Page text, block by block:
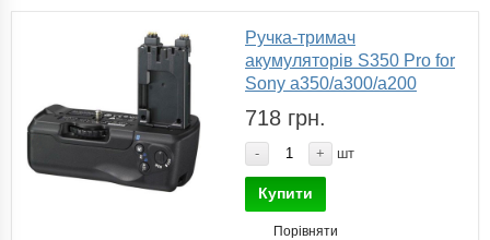
Ручка-тримач
акумуляторів S350 Pro for
Sony a350/a300/a200
718 грн.
- + шт
Купити
Порівняти